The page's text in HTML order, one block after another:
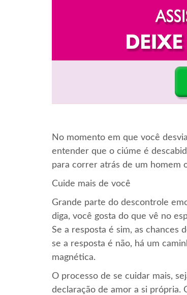
No momento em que você
entender que o ciúme é
para correr atrás de um homem
Cuide mais de você
Grande parte do descontrole
diga, você gosta do que vê no
Se a resposta é sim, as chances
se a resposta é não, há um
magnética.
O processo de se cuidar mais,
declaração de amor a si própria.